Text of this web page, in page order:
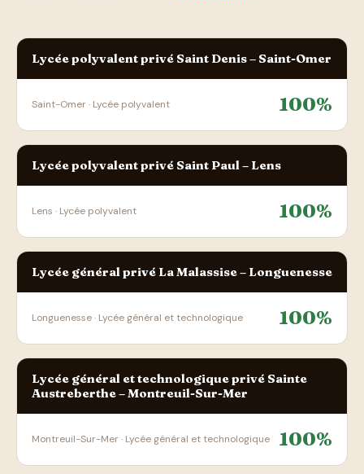
Lycée polyvalent privé Saint Denis – Saint-Omer
Saint-Omer · Lycée polyvalent 100%
Lycée polyvalent privé Saint Paul – Lens
Lens · Lycée polyvalent 100%
Lycée général privé La Malassise – Longuenesse
Longuenesse · Lycée général et technologique 100%
Lycée général et technologique privé Sainte
Austreberthe – Montreuil-Sur-Mer
Montreuil-Sur-Mer · Lycée général et technologique 100%